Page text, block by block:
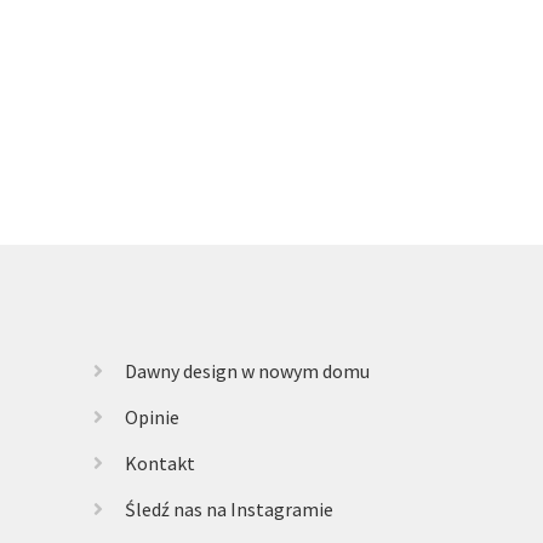
Dawny design w nowym domu
Opinie
Kontakt
Śledź nas na Instagramie